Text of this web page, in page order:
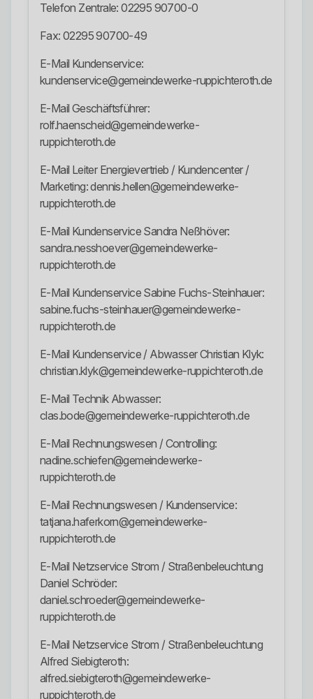
Telefon Zentrale: 02295 90700-0
Fax: 02295 90700-49
E-Mail Kundenservice:
kundenservice@gemeindewerke-ruppichteroth.de
E-Mail Geschäftsführer:
rolf.haenscheid@gemeindewerke-
ruppichteroth.de
E-Mail Leiter Energievertrieb / Kundencenter /
Marketing: dennis.hellen@gemeindewerke-
ruppichteroth.de
E-Mail Kundenservice Sandra Neßhöver:
sandra.nesshoever@gemeindewerke-
ruppichteroth.de
E-Mail Kundenservice Sabine Fuchs-Steinhauer:
sabine.fuchs-steinhauer@gemeindewerke-
ruppichteroth.de
E-Mail Kundenservice / Abwasser Christian Klyk:
christian.klyk@gemeindewerke-ruppichteroth.de
E-Mail Technik Abwasser:
clas.bode@gemeindewerke-ruppichteroth.de
E-Mail Rechnungswesen / Controlling:
nadine.schiefen@gemeindewerke-
ruppichteroth.de
E-Mail Rechnungswesen / Kundenservice:
tatjana.haferkorn@gemeindewerke-
ruppichteroth.de
E-Mail Netzservice Strom / Straßenbeleuchtung
Daniel Schröder:
daniel.schroeder@gemeindewerke-
ruppichteroth.de
E-Mail Netzservice Strom / Straßenbeleuchtung
Alfred Siebigteroth:
alfred.siebigteroth@gemeindewerke-
ruppichteroth.de